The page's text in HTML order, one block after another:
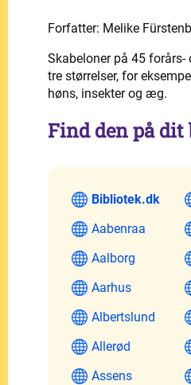
Forfatter: Melike
Skabeloner på 45 forårs-
tre størrelser, for
høns, insekter og æg.
Find den på
Bibliotek.dk
Aabenraa
Aalborg
Aarhus
Albertslund
Allerød
Assens